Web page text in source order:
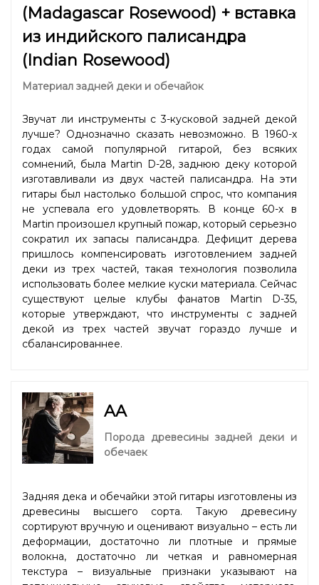
(Madagascar Rosewood) + вставка
из индийского палисандра
(Indian Rosewood)
Материал задней деки и обечайок
Звучат ли инструменты с 3-кусковой задней декой
лучше? Однозначно сказать невозможно. В 1960-х
годах самой популярной гитарой, без всяких
сомнений, была Martin D-28, заднюю деку которой
изготавливали из двух частей палисандра. На эти
гитары был настолько большой спрос, что компания
не успевала его удовлетворять. В конце 60-х в
Martin произошел крупный пожар, который серьезно
сократил их запасы палисандра. Дефицит дерева
пришлось компенсировать изготовлением задней
деки из трех частей, такая технология позволила
использовать более мелкие куски материала. Сейчас
существуют целые клубы фанатов Martin D-35,
которые утверждают, что инструменты с задней
декой из трех частей звучат гораздо лучше и
сбалансированнее.
AA
Порода древесины задней деки и
обечаек
Задняя дека и обечайки этой гитары изготовлены из
древесины высшего сорта. Такую древесину
сортируют вручную и оценивают визуально – есть ли
деформации, достаточно ли плотные и прямые
волокна, достаточно ли четкая и равномерная
текстура – визуальные признаки указывают на